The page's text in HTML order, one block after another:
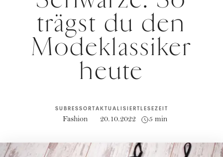
trägst du den
Modeklassiker
heute
SUBRESSORT
Fashion
AKTUALISIERT
20.10.2022
LESEZEIT
5 min